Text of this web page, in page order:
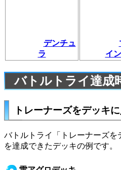
デンチュ
ラ
イン
バトルトライ達成
トレーナーズをデッキ
バトルトライ「トレーナーズを
を達成できたデッキの例です。